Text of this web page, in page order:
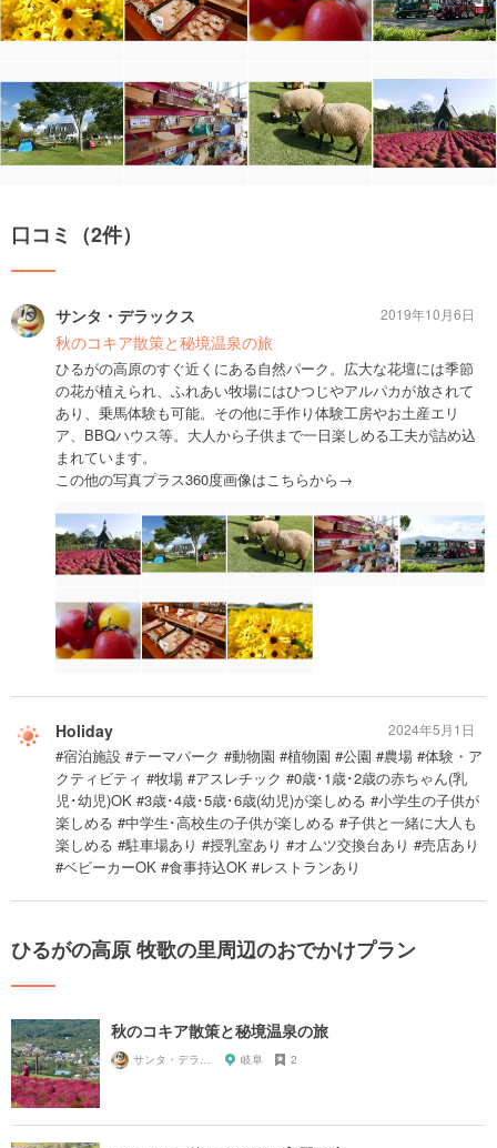
口コミ（2件）
サンタ・デラックス
秋のコキア散策と秘境温泉の旅
ひるがの高原のすぐ近くにある自然パーク。広大な花壇には季節
の花が植えられ、ふれあい牧場にはひつじやアルパカが放されて
あり、乗馬体験も可能。その他に手作り体験工房やお土産エリ
ア、BBQハウス等。大人から子供まで一日楽しめる工夫が詰め込
まれています。
この他の写真プラス360度画像はこちらから→
2019年10月6日
Holiday
#宿泊施設 #テーマパーク #動物園 #植物園 #公園 #農場 #体験・ア
クティビティ #牧場 #アスレチック #0歳･1歳･2歳の赤ちゃん(乳
児･幼児)OK #3歳･4歳･5歳･6歳(幼児)が楽しめる #小学生の子供が
楽しめる #中学生･高校生の子供が楽しめる #子供と一緒に大人も
楽しめる #駐車場あり #授乳室あり #オムツ交換台あり #売店あり
#ベビーカーOK #食事持込OK #レストランあり
2024年5月1日
ひるがの高原 牧歌の里周辺のおでかけプラン
秋のコキア散策と秘境温泉の旅
サンタ・デラックス 岐阜 2